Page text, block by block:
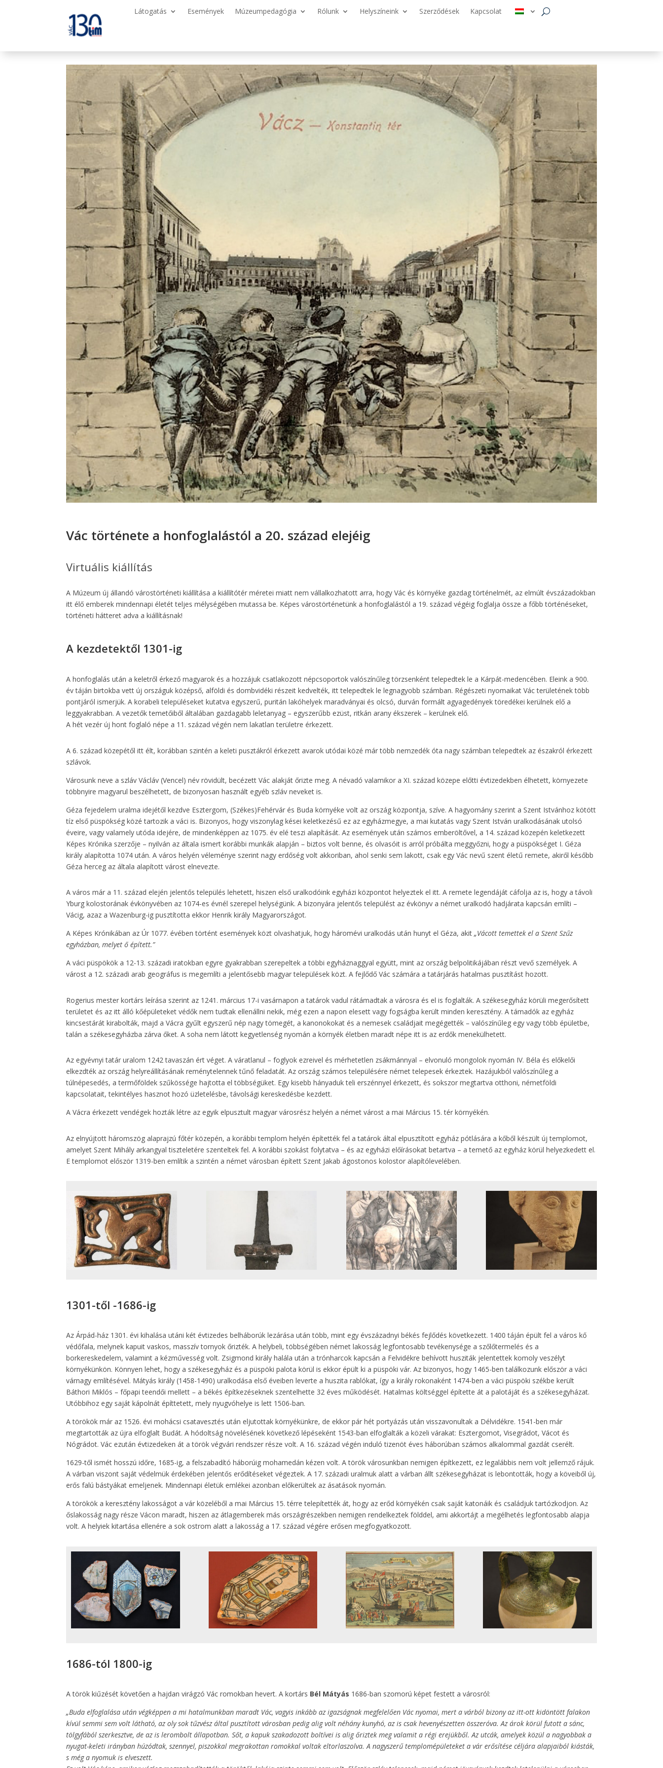
Látogatás Események Múzeumpedagógia Rólunk Helyszíneink Szerződések Kapcsolat
Vác története a honfoglalástól a 20. század elejéig
Virtuális kiállítás
A Múzeum új állandó várostörténeti kiállítása a kiállítótér méretei miatt nem vállalkozhatott arra, hogy Vác és környéke gazdag történelmét, az elmúlt évszázadokban
itt élő emberek mindennapi életét teljes mélységében mutassa be. Képes várostörténetünk a honfoglalástól a 19. század végéig foglalja össze a főbb történéseket,
történeti hátteret adva a kiállításnak!
A kezdetektől 1301-ig
A honfoglalás után a keletről érkező magyarok és a hozzájuk csatlakozott népcsoportok valószínűleg törzsenként telepedtek le a Kárpát-medencében. Eleink a 900.
év táján birtokba vett új országuk középső, alföldi és dombvidéki részeit kedvelték, itt telepedtek le legnagyobb számban. Régészeti nyomaikat Vác területének több
pontjáról ismerjük. A korabeli településeket kutatva egyszerű, puritán lakóhelyek maradványai és olcsó, durván formált agyagedények töredékei kerülnek elő a
leggyakrabban. A vezetők temetőiből általában gazdagabb leletanyag – egyszerűbb ezüst, ritkán arany ékszerek – kerülnek elő.
A hét vezér új hont foglaló népe a 11. század végén nem lakatlan területre érkezett.
A 6. század közepétől itt élt, korábban szintén a keleti pusztákról érkezett avarok utódai közé már több nemzedék óta nagy számban telepedtek az északról érkezett
szlávok.
Városunk neve a szláv Václáv (Vencel) név rövidült, becézett Vác alakját őrizte meg. A névadó valamikor a XI. század közepe előtti évtizedekben élhetett, környezete
többnyire magyarul beszélhetett, de bizonyosan használt egyéb szláv neveket is.
Géza fejedelem uralma idejétől kezdve Esztergom, (Székes)Fehérvár és Buda környéke volt az ország központja, szíve. A hagyomány szerint a Szent Istvánhoz kötött
tíz első püspökség közé tartozik a váci is. Bizonyos, hogy viszonylag kései keletkezésű ez az egyházmegye, a mai kutatás vagy Szent István uralkodásának utolsó
éveire, vagy valamely utóda idejére, de mindenképpen az 1075. év elé teszi alapítását. Az események után számos emberöltővel, a 14. század közepén keletkezett
Képes Krónika szerzője – nyilván az általa ismert korábbi munkák alapján – biztos volt benne, és olvasóit is arról próbálta meggyőzni, hogy a püspökséget I. Géza
király alapította 1074 után. A város helyén véleménye szerint nagy erdőség volt akkoriban, ahol senki sem lakott, csak egy Vác nevű szent életű remete, akiről később
Géza herceg az általa alapított várost elnevezte.
A város már a 11. század elején jelentős település lehetett, hiszen első uralkodóink egyházi központot helyeztek el itt. A remete legendáját cáfolja az is, hogy a távoli
Yburg kolostorának évkönyvében az 1074-es évnél szerepel helységünk. A bizonyára jelentős települést az évkönyv a német uralkodó hadjárata kapcsán említi –
Vácig, azaz a Wazenburg-ig pusztította ekkor Henrik király Magyarországot.
A Képes Krónikában az Úr 1077. évében történt események közt olvashatjuk, hogy háromévi uralkodás után hunyt el Géza, akit„Vácott temettek el a Szent Szűz
egyházban, melyet ő épített.”
A váci püspökök a 12-13. századi iratokban egyre gyakrabban szerepeltek a többi egyháznaggyal együtt, mint az ország belpolitikájában részt vevő személyek. A
várost a 12. századi arab geográfus is megemlíti a jelentősebb magyar települések közt. A fejlődő Vác számára a tatárjárás hatalmas pusztítást hozott.
Rogerius mester kortárs leírása szerint az 1241. március 17-i vasárnapon a tatárok vadul rátámadtak a városra és el is foglalták. A székesegyház körüli megerősített
területet és az itt álló kőépületeket védők nem tudtak ellenállni nekik, még ezen a napon elesett vagy fogságba került minden keresztény. A támadók az egyház
kincsestárát kirabolták, majd a Vácra gyűlt egyszerű nép nagy tömegét, a kanonokokat és a nemesek családjait megégették – valószínűleg egy vagy több épületbe,
talán a székesegyházba zárva őket. A soha nem látott kegyetlenség nyomán a környék életben maradt népe itt is az erdők menekülhetett.
Az egyévnyi tatár uralom 1242 tavaszán ért véget. A váratlanul – foglyok ezreivel és mérhetetlen zsákmánnyal – elvonuló mongolok nyomán IV. Béla és előkelői
elkezdték az ország helyreállításának reménytelennek tűnő feladatát. Az ország számos településére német telepesek érkeztek. Hazájukból valószínűleg a
túlnépesedés, a termőföldek szűkössége hajtotta el többségüket. Egy kisebb hányaduk teli erszénnyel érkezett, és sokszor megtartva otthoni, németföldi
kapcsolatait, tekintélyes hasznot hozó üzletelésbe, távolsági kereskedésbe kezdett.
A Vácra érkezett vendégek hozták létre az egyik elpusztult magyar városrész helyén a német várost a mai Március 15. tér környékén.
Az elnyújtott háromszög alaprajzú főtér közepén, a korábbi templom helyén építették fel a tatárok által elpusztított egyház pótlására a kőből készült új templomot,
amelyet Szent Mihály arkangyal tiszteletére szenteltek fel. A korábbi szokást folytatva – és az egyházi előírásokat betartva – a temető az egyház körül helyezkedett el.
E templomot először 1319-ben említik a szintén a német városban épített Szent Jakab ágostonos kolostor alapítólevelében.
1301-től -1686-ig
Az Árpád-ház 1301. évi kihalása utáni két évtizedes belháborúk lezárása után több, mint egy évszázadnyi békés fejlődés következett. 1400 táján épült fel a város kő
védőfala, melynek kapuit vaskos, masszív tornyok őrizték. A helybeli, többségében német lakosság legfontosabb tevékenysége a szőlőtermelés és a
borkereskedelem, valamint a kézművesség volt. Zsigmond király halála után a trónharcok kapcsán a Felvidékre behívott husziták jelentettek komoly veszélyt
környékünkön. Könnyen lehet, hogy a székesegyház és a püspöki palota körül is ekkor épült ki a püspöki vár. Az bizonyos, hogy 1465-ben találkozunk először a váci
várnagy említésével. Mátyás király (1458-1490) uralkodása első éveiben leverte a huszita rablókat, így a király rokonaként 1474-ben a váci püspöki székbe került
Báthori Miklós – főpapi teendői mellett – a békés építkezéseknek szentelhette 32 éves működését. Hatalmas költséggel építette át a palotáját és a székesegyházat.
Utóbbihoz egy saját kápolnát építtetett, mely nyugvóhelye is lett 1506-ban.
A törökök már az 1526. évi mohácsi csatavesztés után eljutottak környékünkre, de ekkor pár hét portyázás után visszavonultak a Délvidékre. 1541-ben már
megtartották az újra elfoglalt Budát. A hódoltság növelésének következő lépéseként 1543-ban elfoglalták a közeli várakat: Esztergomot, Visegrádot, Vácot és
Nógrádot. Vác ezután évtizedeken át a török végvári rendszer része volt. A 16. század végén induló tizenöt éves háborúban számos alkalommal gazdát cserélt.
1629-től ismét hosszú időre, 1685-ig, a felszabadító háborúig mohamedán kézen volt. A török városunkban nemigen építkezett, ez legalábbis nem volt jellemző rájuk.
A várban viszont saját védelmük érdekében jelentős erődítéseket végeztek. A 17. századi uralmuk alatt a várban állt székesegyházat is lebontották, hogy a köveiből új,
erős falú bástyákat emeljenek. Mindennapi életük emlékei azonban előkerültek az ásatások nyomán.
A törökök a keresztény lakosságot a vár közeléből a mai Március 15. térre telepítették át, hogy az erőd környékén csak saját katonáik és családjuk tartózkodjon. Az
őslakosság nagy része Vácon maradt, hiszen az átlagemberek más országrészekben nemigen rendelkeztek földdel, ami akkortájt a megélhetés legfontosabb alapja
volt. A helyiek kitartása ellenére a sok ostrom alatt a lakosság a 17. század végére erősen megfogyatkozott.
1686-tól 1800-ig
A török kiűzését követően a hajdan virágzó Vác romokban hevert. A kortárs Bél Mátyás 1686-ban szomorú képet festett a városról:
„Buda elfoglalása után végképpen a mi hatalmunkban maradt Vác, vagyis inkább az igazságnak megfelelően Vác nyomai, mert a várból bizony az itt-ott kidöntött falakon
kívül semmi sem volt látható, az oly sok tűzvész által pusztított városban pedig alig volt néhány kunyhó, az is csak hevenyészetten összeróva. Az árok körül futott a sánc,
tölgyfából szerkesztve, de az is lerombolt állapotban. Sőt, a kapuk szakadozott boltívei is alig őriztek meg valamit a régi erejükből. Az utcák, amelyek közül a nagyobbak a
nyugat-keleti irányban húzódtak, szennyel, piszokkal megrakottan romokkal voltak eltorlaszolva. A nagyszerű templomépületeket a vár erősítése céljára alapjaiból kiásták,
s még a nyomuk is elveszett.